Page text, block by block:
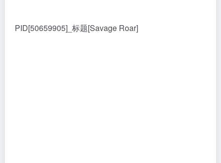
PID[50659905]_标题[Savage Roar]